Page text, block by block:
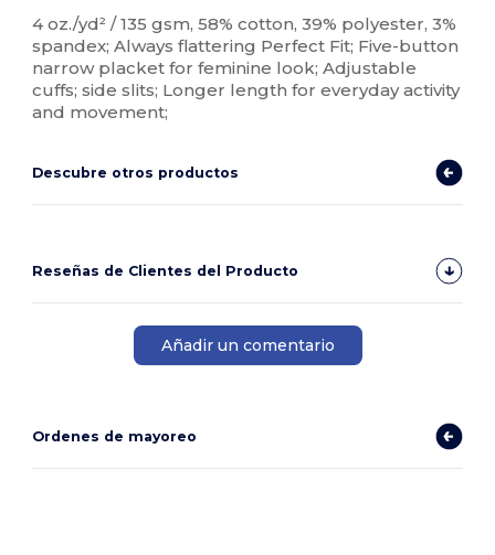
4 oz./yd² / 135 gsm, 58% cotton, 39% polyester, 3%
spandex; Always flattering Perfect Fit; Five-button
narrow placket for feminine look; Adjustable
cuffs; side slits; Longer length for everyday activity
and movement;
Descubre otros productos
Reseñas de Clientes del Producto
Añadir un comentario
Ordenes de mayoreo